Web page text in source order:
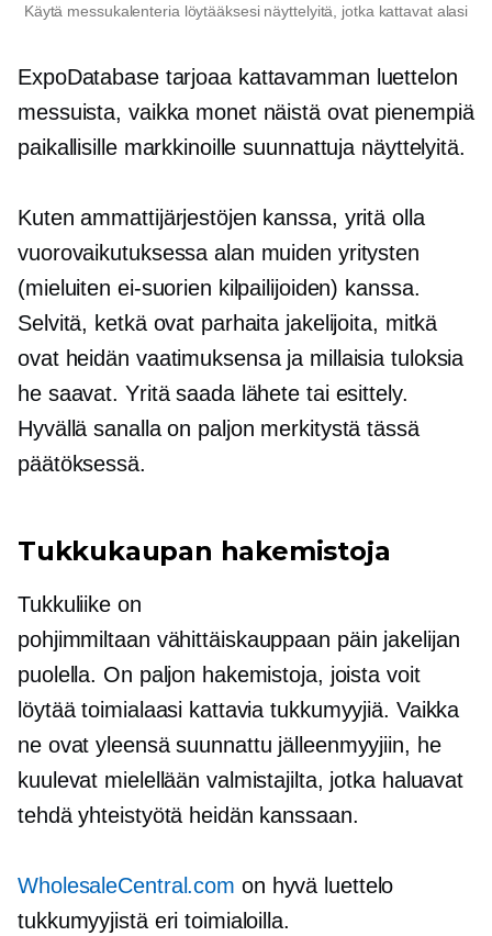
Käytä messukalenteria löytääksesi näyttelyitä, jotka kattavat alasi
ExpoDatabase tarjoaa kattavamman luettelon
messuista, vaikka monet näistä ovat pienempiä
paikallisille markkinoille suunnattuja näyttelyitä.
Kuten ammattijärjestöjen kanssa, yritä olla
vuorovaikutuksessa alan muiden yritysten
(mieluiten ei-suorien kilpailijoiden) kanssa.
Selvitä, ketkä ovat parhaita jakelijoita, mitkä
ovat heidän vaatimuksensa ja millaisia ​​tuloksia
he saavat. Yritä saada lähete tai esittely.
Hyvällä sanalla on paljon merkitystä tässä
päätöksessä.
Tukkukaupan hakemistoja
Tukkuliike on
pohjimmiltaan vähittäiskauppaan päin jakelijan
puolella. On paljon hakemistoja, joista voit
löytää toimialaasi kattavia tukkumyyjiä. Vaikka
ne ovat yleensä suunnattu jälleenmyyjiin, he
kuulevat mielellään valmistajilta, jotka haluavat
tehdä yhteistyötä heidän kanssaan.
WholesaleCentral.com on hyvä luettelo
tukkumyyjistä eri toimialoilla.